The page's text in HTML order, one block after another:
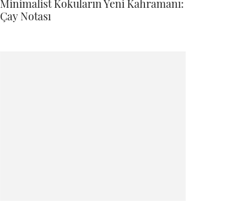
Minimalist Kokuların Yeni Kahramanı:
Çay Notası